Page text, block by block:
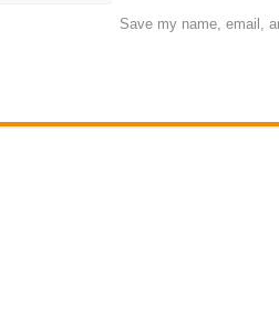
Save my name, email,